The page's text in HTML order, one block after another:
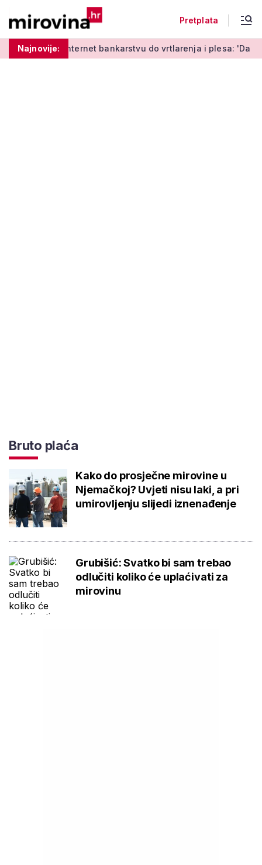
Pretplata
Najnovije:
o internet bankarstvu do vrtlarenja i plesa: 'Da starije
Bruto plaća
Kako do prosječne mirovine u
Njemačkoj? Uvjeti nisu laki, a pri
umirovljenju slijedi iznenađenje
Grubišić: Svatko bi sam trebao
odlučiti koliko će uplaćivati za
mirovinu